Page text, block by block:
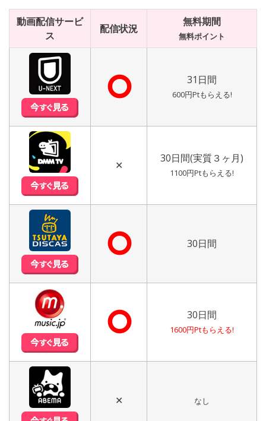
動画配信サービ
ス
配信状況
無料期間
無料ポイント
⭘ 31日間
600円Ptもらえる!
✕
30日間(実質３ヶ月)
1100円Ptもらえる!
⭘ 30日間
⭘ 30日間
1600円Ptもらえる!
✕ なし